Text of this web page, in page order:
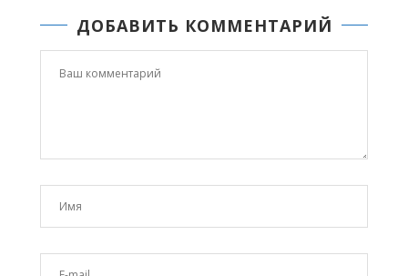
ДОБАВИТЬ КОММЕНТАРИЙ